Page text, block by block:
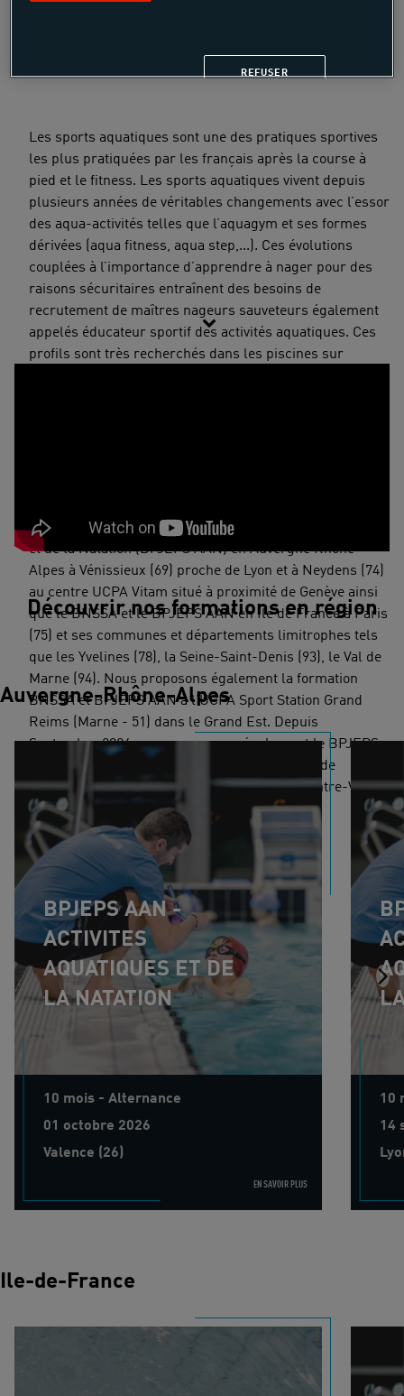
SAUVETEUR, UN SECTEUR QUI RECRUTE
Les sports aquatiques sont une des pratiques sportives
les plus pratiquées par les français après la course à
pied et le fitness. Les sports aquatiques vivent depuis
plusieurs années de véritables changements avec l’essor
des aqua-activités telles que l’aquagym et ses formes
dérivées (aqua fitness, aqua step,...). Ces évolutions
couplées à l’importance d’apprendre à nager pour des
raisons sécuritaires entraînent des besoins de
recrutement de maîtres nageurs sauveteurs également
appelés éducateur sportif des activités aquatiques. Ces
profils sont très recherchés dans les piscines sur
UCPA Formation propose le BPJEPS Activités Aquatiques
et de la Natation (BPJEPS AAN) en Auvergne Rhône
Alpes à Vénissieux (69) proche de Lyon et à Neydens (74)
au centre UCPA Vitam situé à proximité de Genève ainsi
que le BNSSA et le BPJEPS AAN en Ile de France à Paris
(75) et ses communes et départements limitrophes tels
que les Yvelines (78), la Seine-Saint-Denis (93), le Val de
Marne (94). Nous proposons également la formation
BNSSA et BPJEPS AAN à l'UCPA Sport Station Grand
Reims (Marne - 51) dans le Grand Est. Depuis
Septembre 2024, nous proposons également le BPJEPS
AAN en Nouvelle-Aquitaine à Mérignac à côté de
Bordeaux (Gironde 33) et à Blois en région Centre-Val de
Loire
Découvrir nos formations en région
Auvergne-Rhône-Alpes
BPJEPS AAN -
ACTIVITES
AQUATIQUES ET DE
LA NATATION
10 mois - Alternance
01 octobre 2026
Valence (26)
EN SAVOIR PLUS
10
14
Ile-de-France
REFUSER